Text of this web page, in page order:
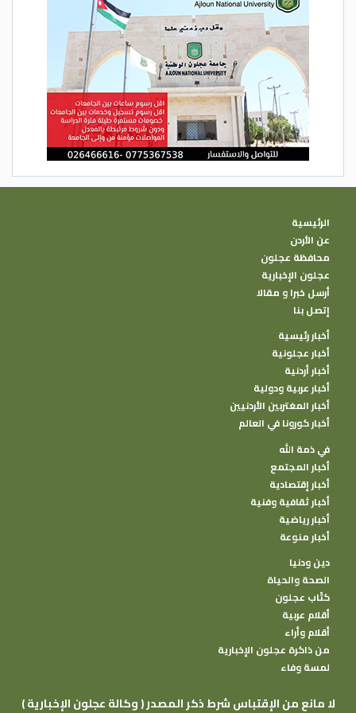
الرئيسية
عن الأردن
محافظة عجلون
عجلون الإخبارية
أرسل خبرا و مقالا
إتصل بنا
أخبار رئيسية
أخبار عجلونية
أخبار أردنية
أخبار عربية ودولية
أخبار المغتربين الأردنيين
أخبار كورونا في العالم
في ذمة الله
أخبار المجتمع
أخبار إقتصادية
أخبار ثقافية وفنية
أخبار رياضية
أخبار منوعة
دين ودنيا
الصحة والحياة
كتًاب عجلون
أقلام عربية
أقلام وأراء
من ذاكرة عجلون الإخبارية
لمسة وفاء
( وكالة عجلون الإخبارية ) لا مانع من الإقتباس شرط ذكر المصدر